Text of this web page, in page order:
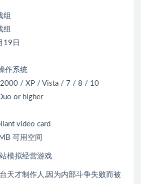
组
组
19日
作系统
/ XP / Vista / 7 / 8 / 10
or higher
video card
可用空间
模拟经营游戏
天才制作人,因为内部斗争失败而被